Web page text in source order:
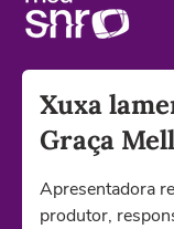
Xuxa
Graça
Apresentadora
produtor,